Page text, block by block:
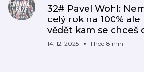
32# Pavel Wohl:
celý rok na 100% ale
vědět kam se chceš
14. 12. 2025 1 hod 8 min